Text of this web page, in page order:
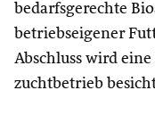
bedarfsgerechte
betriebseigener
Abschluss wird
zuchtbetrieb